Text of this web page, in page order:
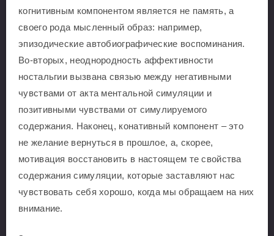
когнитивным компонентом является не память, а
своего рода мысленный образ: например,
эпизодические автобиографические воспоминания.
Во-вторых, неоднородность аффективности
ностальгии вызвана связью между негативными
чувствами от акта ментальной симуляции и
позитивными чувствами от симулируемого
содержания. Наконец, конативный компонент – это
не желание вернуться в прошлое, а, скорее,
мотивация восстановить в настоящем те свойства
содержания симуляции, которые заставляют нас
чувствовать себя хорошо, когда мы обращаем на них
внимание.